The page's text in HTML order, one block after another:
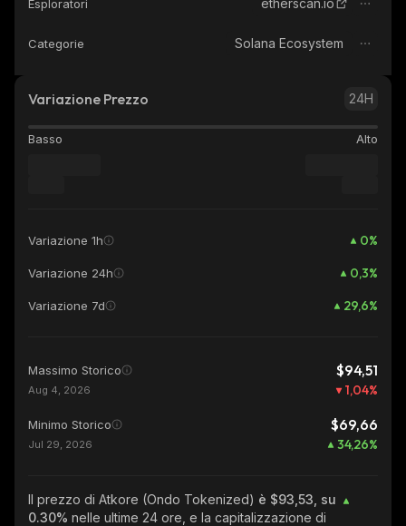
Esploratori etherscan.io
Categorie Solana Ecosystem
Variazione Prezzo 24H
Basso Alto
Variazione 1h 0%
Variazione 24h 0,3%
Variazione 7d 29,6%
Massimo Storico $94,51
Aug 4, 2026 1,04%
Minimo Storico $69,66
Jul 29, 2026 34,26%
Il prezzo di Atkore (Ondo Tokenized) è $93,53, su
0.30% nelle ultime 24 ore, e la capitalizzazione di